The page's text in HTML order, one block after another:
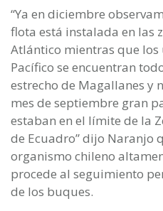
“Ya en diciembre
flota está instalada en las
Atlántico mientras que los
Pacífico se encuentran
estrecho de Magallanes y
mes de septiembre gran
estaban en el límite de la
de Ecuadro” dijo Naranjo
organismo chileno
procede al seguimiento
de los buques.